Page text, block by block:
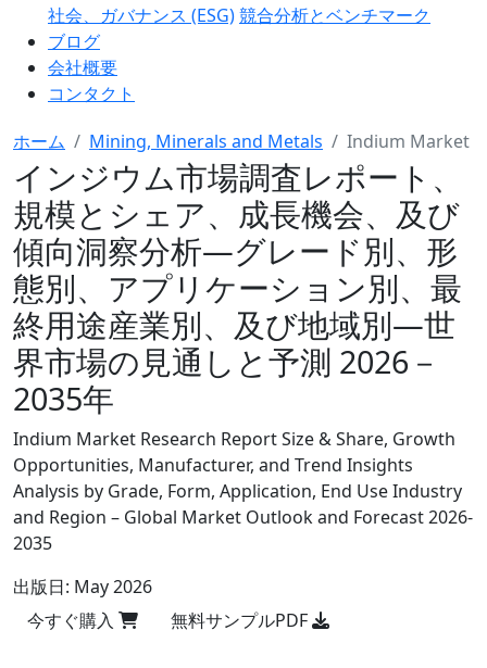
社会、ガバナンス (ESG)競合分析とベンチマーク
ブログ
会社概要
コンタクト
ホーム Mining, Minerals and Metals Indium Market
インジウム市場調査レポート、
規模とシェア、成長機会、及び
傾向洞察分析―グレード別、形
態別、アプリケーション別、最
終用途産業別、及び地域別―世
界市場の見通しと予測 2026－
2035年
Indium Market Research Report Size & Share, Growth
Opportunities, Manufacturer, and Trend Insights
Analysis by Grade, Form, Application, End Use Industry
and Region – Global Market Outlook and Forecast 2026-
2035
出版日: May 2026
今すぐ購入
無料サンプルPDF